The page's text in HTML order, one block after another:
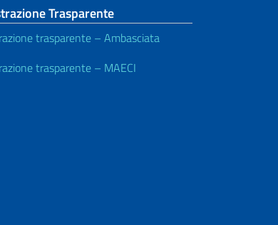
Trasparente
trasparente – Ambasciata
trasparente – MAECI